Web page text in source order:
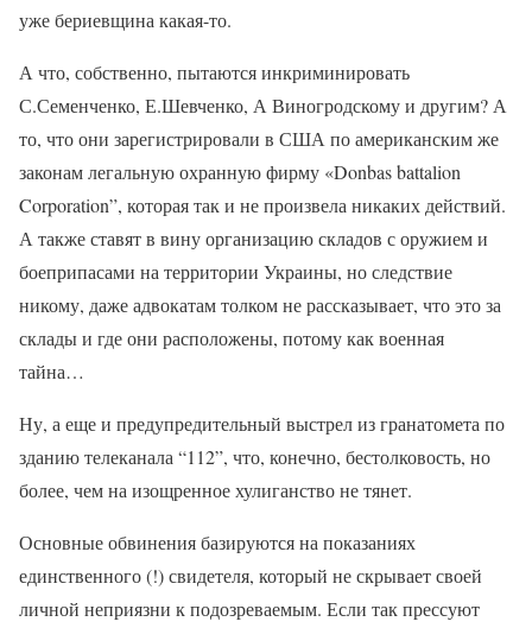
уже бериевщина какая-то.
А что, собственно, пытаются инкриминировать
С.Семенченко, Е.Шевченко, А Виногродскому и другим? А
то, что они зарегистрировали в США по американским же
законам легальную охранную фирму «Donbas battalion
Corporation”, которая так и не произвела никаких действий.
А также ставят в вину организацию складов с оружием и
боеприпасами на территории Украины, но следствие
никому, даже адвокатам толком не рассказывает, что это за
склады и где они расположены, потому как военная
тайна…
Ну, а еще и предупредительный выстрел из гранатомета по
зданию телеканала “112”, что, конечно, бестолковость, но
более, чем на изощренное хулиганство не тянет.
Основные обвинения базируются на показаниях
единственного (!) свидетеля, который не скрывает своей
личной неприязни к подозреваемым. Если так прессуют